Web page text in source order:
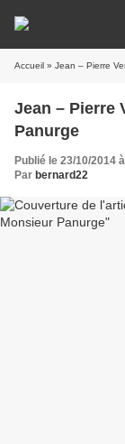
Accueil » Jean – Pierre
Jean – Pierre
Panurge
Publié le 23/10/2014
Par bernard22